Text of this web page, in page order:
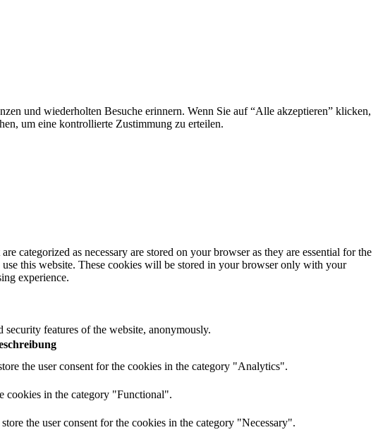
und wiederholten Besuche erinnern. Wenn Sie auf “Alle akzeptieren” klicken,
um eine kontrollierte Zustimmung zu erteilen.
categorized as necessary are stored on your browser as they are essential for the
this website. These cookies will be stored in your browser only with your
experience.
features of the website, anonymously.
the user consent for the cookies in the category "Analytics".
cookies in the category "Functional".
the user consent for the cookies in the category "Necessary".